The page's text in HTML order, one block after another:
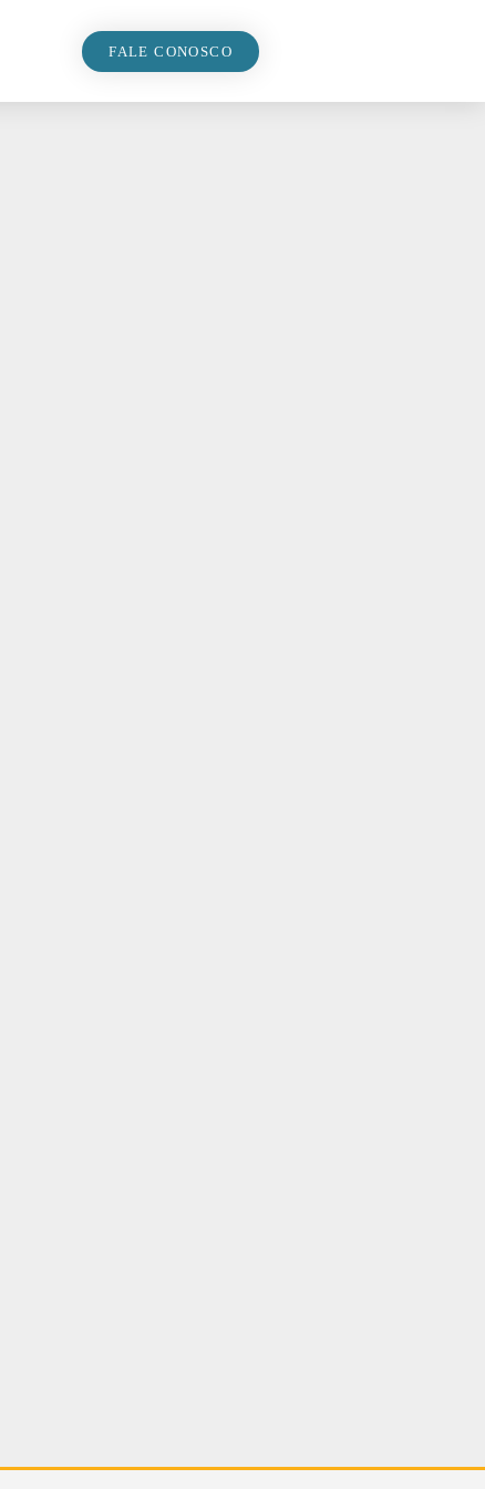
FALE CONOSCO